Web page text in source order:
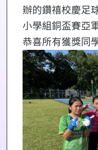
辦的鑽禧校慶足
小學組銅盃賽亞
恭喜所有獲獎同